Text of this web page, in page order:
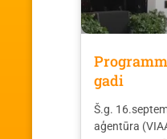
gadi
Š.g.
aģentūra